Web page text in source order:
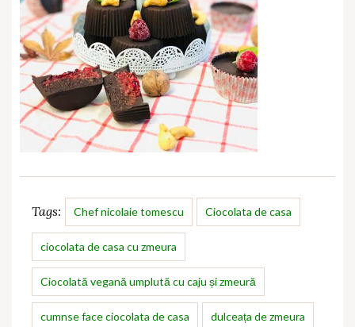
Tags: Chef nicolaie tomescu Ciocolata de casa
ciocolata de casa cu zmeura
Ciocolată vegană umplută cu caju și zmeură
cumnse face ciocolata de casa dulceața de zmeura